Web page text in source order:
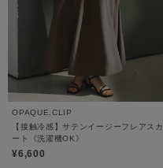
OPAQUE.CLIP
【接触冷感】サテンイージーフレアスカ
ート《洗濯機OK》
¥6,600